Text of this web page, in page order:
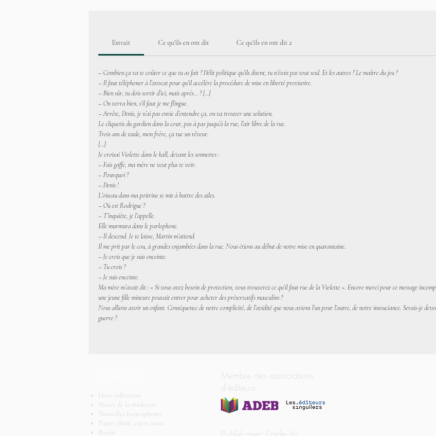
Extrait Ce qu'ils en ont dit Ce qu'ils en ont dit 2
– Combien ça va te coûter ce que tu as fait ? Délit politique qu’ils disent, tu n’étais pas tout seul. Et les autres ? Le maître du jeu ?
– Il faut téléphoner à l’avocat pour qu’il accélère la procédure de mise en liberté provisoire.
– Bien sûr, tu dois sortir d’ici, mais après… ? […]
– On verra bien, s’il faut je me flingue.
– Arrête, Denis, je n’ai pas envie d’entendre ça, on va trouver une solution.
Le cliquetis du gardien dans la cour, pas à pas jusqu’à la rue, l’air libre de la rue.
Trois ans de taule, mon frère, ça tue un rêveur.
[…]
Je croisai Violette dans le hall, devant les sonnettes :
– Fais gaffe, ma mère ne veut plus te voir.
– Pourquoi ?
– Denis !
L’oiseau dans ma poitrine se mit à battre des ailes.
– Où est Rodrigue ?
– T’inquiète, je l’appelle.
Elle murmura dans le parlophone.
– Il descend. Je te laisse, Martin m’attend.
Il me prit par le cou, à grandes enjambées dans la rue. Nous étions au début de notre mise en quarantaine.
– Je crois que je suis enceinte.
– Tu crois ?
– Je suis enceinte.
Ma mère m’avait dit : « Si vous avez besoin de protection, vous trouverez ce qu’il faut rue de la Violette ». Encore merci pour ce message
une jeune fille mineure pouvait entrer pour acheter des préservatifs masculins ?
Nous allions avoir un enfant. Conséquence de notre complicité, de l’avidité que nous avions l’un pour l’autre, de notre insouciance. Serais-je
guerre ?
Hors collection
Musée de la médecine
Nouvelles francophones
Papier blanc, encre noire
Poésie
Membre des associations
d'éditeurs
Publié avec l'aide du